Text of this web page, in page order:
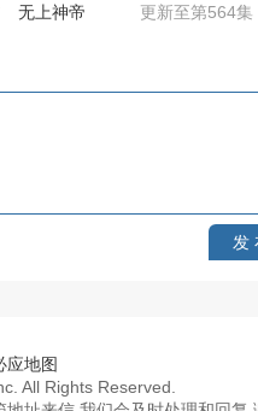
更新至第564集
无上神帝
发
应地图
All Rights Reserved.